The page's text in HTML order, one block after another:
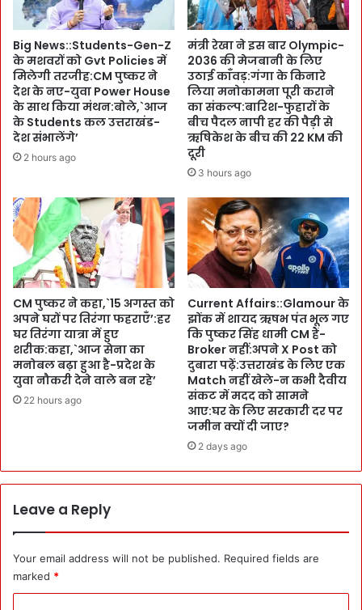
ग
ता
न
-
S
u
g
a
i
l
l
र्मा
ण
की
गु
जा
रि
श
ख
त्म
हो
ने
से
प
ह
ले
दा
र
सौ
त
:
अ
ब
स
मा
न
का
र्य
मा
वे
:
S
e
Big News::Students-Gen-Z
के मशवरों को Gvt Policies में
मिलेगी तरजीह:CM पुष्कर ने
देश के नए-युवा Power House
के साथ किया मंथन:बोले,`आज
के Students कल उत्तराखंड-
देश संभालेंगे’
2 hours ago
मंत्री रेखा ने इस बार Olympic-
2036 की मेजबानी के लिए
उठाई काँवड़:गंगा के किनारे
लिया मनोकामना पूरी कराने
का संकल्प:बारिश-फुहारों के
बीच पैदल नापी हर की पैड़ी से
ऋषिकेश के बीच की 22 KM की
दूरी
3 hours ago
CM पुष्कर ने कहा,`15 अगस्त को
अपने घरों पर तिरंगा फहराएँ’:हर
घर तिरंगा यात्रा में हुए
शरीक:कहा,`आज सेना का
मनोबल बढ़ा हुआ है-प्रदेश के
युवा नौकरी देने वाले बन रहे’
22 hours ago
Current Affairs::Glamour के
झोंक में शायद ऋषभ पंत भूल गए
कि पुष्कर सिंह धामी CM हैं-
Broker नहीं:अपने X Post को
दुबारा पढ़ें:उत्तराखंड के लिए एक
Match नहीं खेले-न कभी दैवीय
संकट में मदद को सामने
आए:घर के लिए सरकारी दर पर
जमीन क्यों दी जाए?
2 days ago
Leave a Reply
Your email address will not be published. Required fields are
marked *